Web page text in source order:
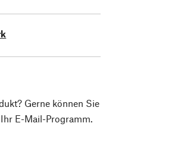
Gerne können Sie
E-Mail-Programm.